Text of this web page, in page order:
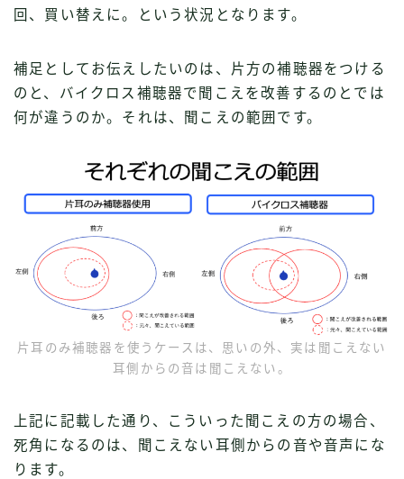
回、買い替えに。という状況となります。
補足としてお伝えしたいのは、片方の補聴器をつける
のと、バイクロス補聴器で聞こえを改善するのとでは
何が違うのか。それは、聞こえの範囲です。
片耳のみ補聴器を使うケースは、思いの外、実は聞こえない
耳側からの音は聞こえない。
上記に記載した通り、こういった聞こえの方の場合、
死角になるのは、聞こえない耳側からの音や音声にな
ります。